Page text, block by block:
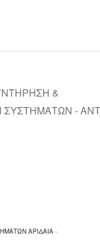
&
ΣΥΣΤΗΜΑΤΩΝ -
ΑΡΙΔΑΙΑ -